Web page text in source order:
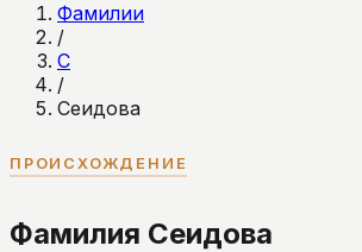
Фамилии
/
С
/
Сеидова
ПРОИСХОЖДЕНИЕ
Фамилия Сеидова